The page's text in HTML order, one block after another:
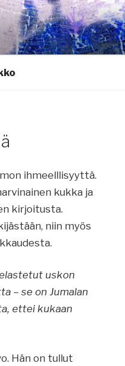
ihmeelllisyyttä.
kukka ja
kirjoitusta.
niin myös
uskon
– se on Jumalan
ettei kukaan
Hän on tullut